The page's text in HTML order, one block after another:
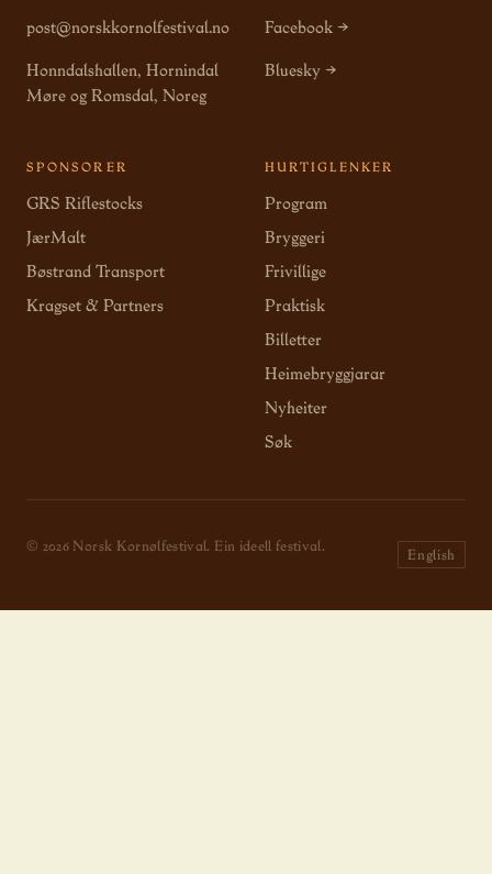
post@norskkornolfestival.no
Honndalshallen, Hornindal
Møre og Romsdal, Noreg
Facebook →
Bluesky →
SPONSORER
GRS Riflestocks
JærMalt
Bøstrand Transport
Kragset & Partners
HURTIGLENKER
Program
Bryggeri
Frivillige
Praktisk
Billetter
Heimebryggjarar
Nyheiter
Søk
© 2026 Norsk Kornølfestival. Ein ideell festival.
English